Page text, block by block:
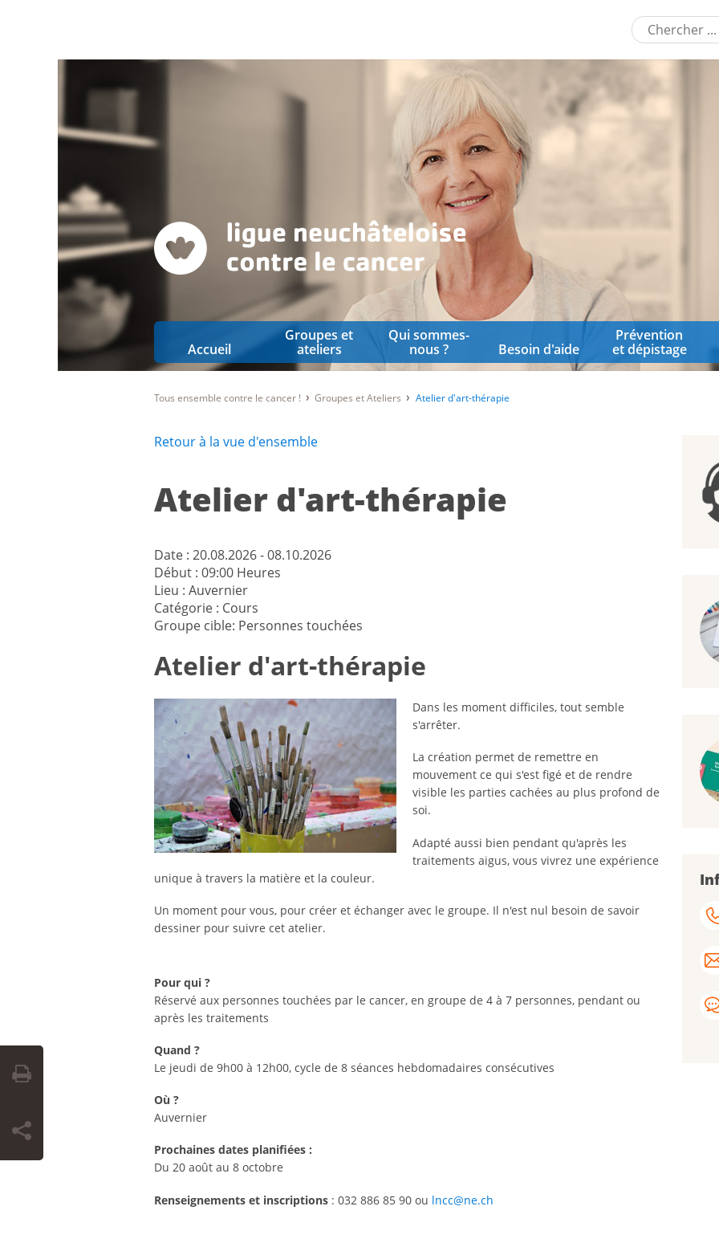
Accueil
Groupes et
ateliers
Qui sommes-
nous ?
Besoin d'aide
Prévention
et dépistage
Tous ensemble contre le cancer ! Groupes et Ateliers Atelier d'art-thérapie
Retour à la vue d'ensemble
Atelier d'art-thérapie
Date : 20.08.2026 - 08.10.2026
Début : 09:00 Heures
Lieu : Auvernier
Catégorie : Cours
Groupe cible: Personnes touchées
Atelier d'art-thérapie
Dans les moment difficiles, tout semble
s'arrêter.
La création permet de remettre en
mouvement ce qui s'est figé et de rendre
visible les parties cachées au plus profond de
soi.
Adapté aussi bien pendant qu'après les
traitements aigus, vous vivrez une expérience
unique à travers la matière et la couleur.
Un moment pour vous, pour créer et échanger avec le groupe. Il n'est nul besoin de savoir
dessiner pour suivre cet atelier.
Pour qui ?
Réservé aux personnes touchées par le cancer, en groupe de 4 à 7 personnes, pendant ou
après les traitements
Quand ?
Le jeudi de 9h00 à 12h00, cycle de 8 séances hebdomadaires consécutives
Où ?
Auvernier
Prochaines dates planifiées :
Du 20 août au 8 octobre
Renseignements et inscriptions : 032 886 85 90 ou lncc@ne.ch